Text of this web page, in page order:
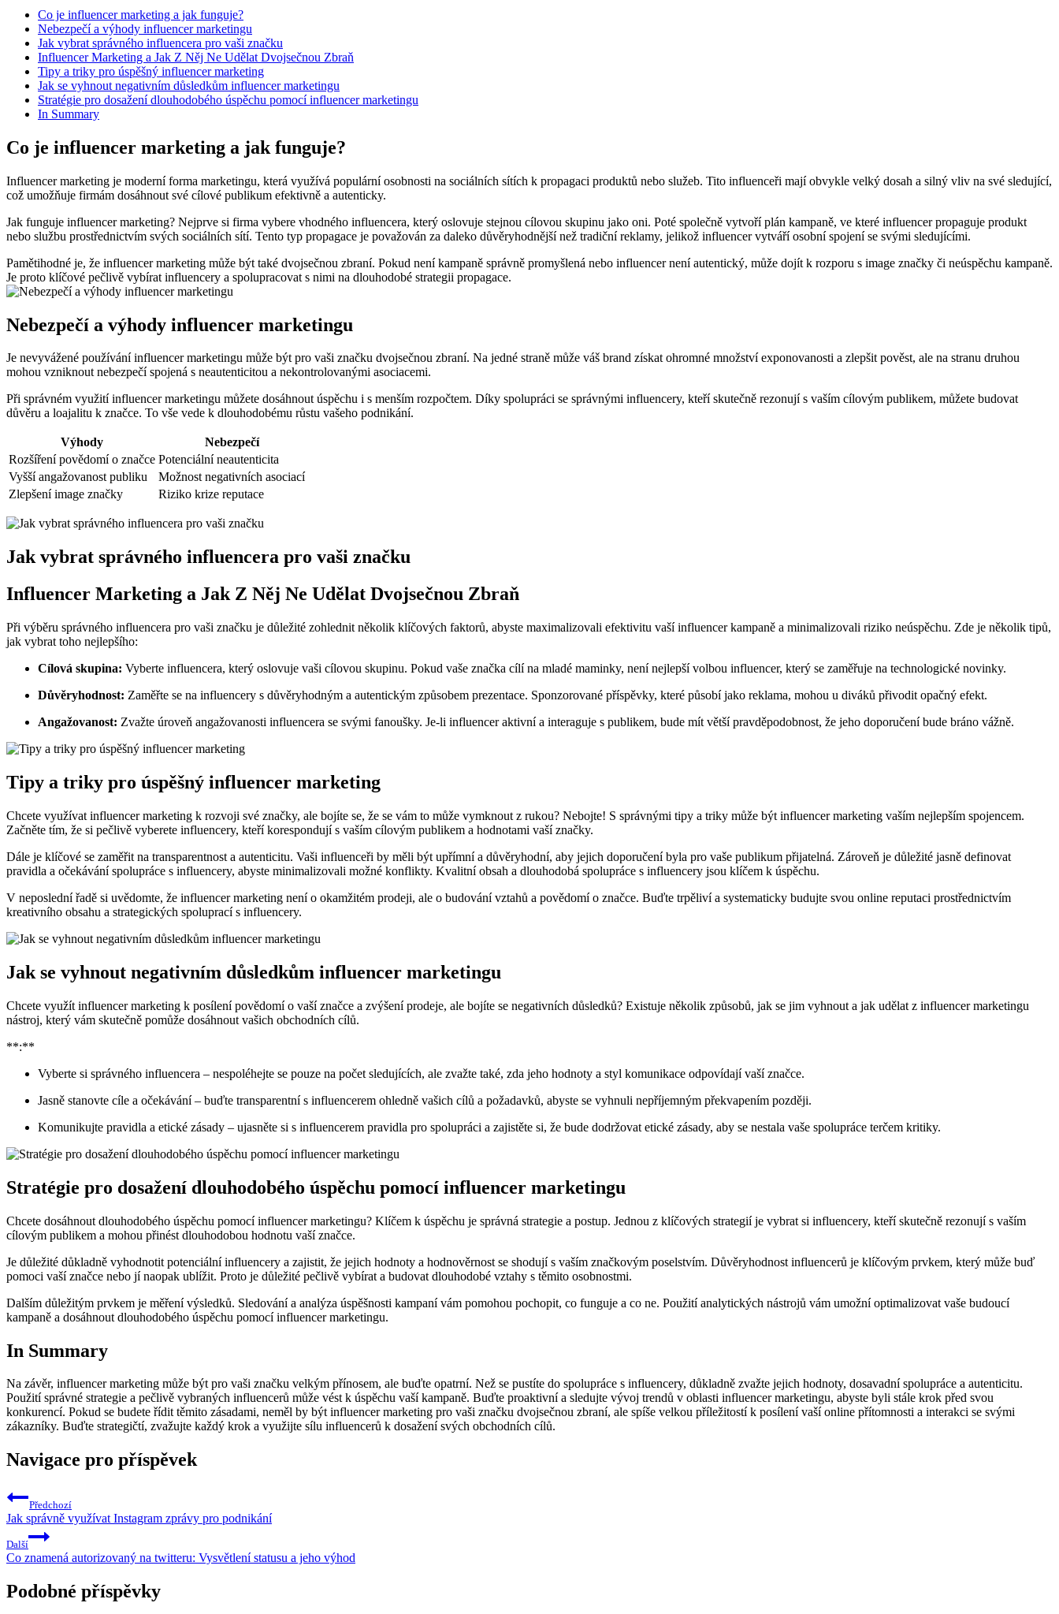
Co​ je influencer marketing​ a jak funguje?
Nebezpečí a výhody influencer marketingu
Jak vybrat správného influencera pro vaši značku
Influencer Marketing a Jak ⁣Z Něj⁤ Ne ​Udělat Dvojsečnou⁤ Zbraň
Tipy a triky‍ pro úspěšný ​influencer marketing
Jak se vyhnout negativním důsledkům influencer marketingu
Stratégie pro dosažení dlouhodobého úspěchu pomocí influencer marketingu
In ⁤Summary
Co​ je influencer marketing​ a jak funguje?
Influencer ⁢marketing je moderní forma marketingu, která využívá populární osobnosti na sociálních sítích ​k​ propagaci ‌produktů nebo služeb. ⁤Tito influenceři mají obvykle⁢ velký dosah ‌a silný vliv‍ na ​své sledující,
což umožňuje firmám dosáhnout své ‌cílové publikum​ efektivně‌ a autenticky.
Jak funguje influencer marketing? Nejprve si‍ firma vybere ‍vhodného⁤ influencera, který oslovuje stejnou cílovou skupinu ⁤jako oni.⁤ Poté​ společně vytvoří plán kampaně, ‌ve které influencer propaguje ‍produkt
nebo ‌službu⁣ prostřednictvím svých sociálních sítí.​ Tento typ‍ propagace‍ je považován za daleko důvěryhodnější než tradiční reklamy, jelikož ⁤influencer vytváří osobní spojení⁢ se‌ svými sledujícími.
Pamětihodné je,‍ že ‌influencer marketing může ​být také dvojsečnou zbraní. Pokud není ‌kampaně ⁣správně promyšlená nebo⁤ influencer není autentický, může dojít k rozporu ⁢s​ image ⁢značky či neúspěchu​ kampaně.
Je proto klíčové ⁤pečlivě vybírat⁤ influencery a‌ spolupracovat s nimi ⁤na dlouhodobé strategii propagace.
Nebezpečí a výhody influencer marketingu
Je nevyvážené používání influencer marketingu může ​být​ pro ⁣vaši značku dvojsečnou⁣ zbraní. Na jedné straně ‍může váš brand získat ohromné množství ‌exponovanosti a zlepšit pověst, ale na stranu druhou
mohou vzniknout nebezpečí spojená⁤ s neautenticitou a ⁢nekontrolovanými asociacemi.
Při​ správném využití influencer marketingu ⁤můžete dosáhnout úspěchu i s menším rozpočtem. Díky​ spolupráci se⁣ správnými influencery,⁢ kteří ⁣skutečně rezonují s vaším cílovým publikem, můžete budovat
důvěru a loajalitu k značce. To vše vede k dlouhodobému růstu vašeho podnikání.
Výhody
Nebezpečí
Rozšíření povědomí o značce Potenciální neautenticita
Vyšší ‌angažovanost publiku
Možnost negativních⁣ asociací
Zlepšení image značky
Riziko ⁢krize reputace
Jak vybrat správného influencera pro vaši značku
Influencer Marketing a Jak ⁣Z Něj⁤ Ne ​Udělat Dvojsečnou⁤ Zbraň
Při‍ výběru⁣ správného⁣ influencera pro vaši‌ značku⁤ je ‌důležité⁢ zohlednit‌ několik ⁢klíčových‍ faktorů, abyste maximalizovali⁢ efektivitu⁣ vaší influencer ⁣kampaně a ⁣minimalizovali riziko neúspěchu. Zde je několik tipů,
jak​ vybrat toho‌ nejlepšího:
Cílová skupina: Vyberte influencera, který oslovuje vaši cílovou skupinu. Pokud vaše značka‍ cílí na mladé ⁤maminky, není nejlepší volbou influencer, který se zaměřuje na⁢ technologické ‍novinky.
Důvěryhodnost: Zaměřte se na influencery s důvěryhodným a‍ autentickým způsobem‍ prezentace.‍ Sponzorované příspěvky, které působí​ jako reklama, mohou u diváků​ přivodit opačný efekt.
Angažovanost: Zvažte úroveň angažovanosti influencera se svými fanoušky.‌ Je-li influencer aktivní a interaguje s ⁢publikem,⁣ bude mít větší pravděpodobnost, ‌že jeho doporučení ‌bude bráno vážně.
Tipy a triky‍ pro úspěšný ​influencer marketing
Chcete využívat ‌influencer marketing k ‍rozvoji své‌ značky, ale bojíte se, že se ⁢vám to může vymknout z rukou?⁣ Nebojte!⁣ S ⁤správnými​ tipy⁣ a triky ⁤může ⁣být influencer ⁤marketing vaším nejlepším spojencem.
Začněte​ tím, ⁣že si pečlivě vyberete ⁢influencery,‍ kteří korespondují s vaším ⁤cílovým publikem a hodnotami⁤ vaší značky.
Dále‌ je klíčové se‌ zaměřit na transparentnost a ⁣autenticitu. ‌Vaši ⁢influenceři by měli být upřímní a důvěryhodní, aby jejich doporučení byla pro vaše publikum přijatelná. Zároveň je důležité jasně‌ definovat
pravidla‌ a očekávání ‍spolupráce s⁤ influencery, abyste ‌minimalizovali ​možné konflikty. ‌Kvalitní obsah a dlouhodobá spolupráce⁣ s influencery jsou klíčem k úspěchu.
V neposlední řadě si uvědomte, že ‍influencer marketing není o okamžitém prodeji, ale ⁣o ​budování vztahů a povědomí ⁣o značce. Buďte trpěliví ⁣a systematicky‌ budujte svou⁣ online reputaci prostřednictvím
kreativního​ obsahu ‍a ‌strategických spoluprací s influencery.
Jak se vyhnout negativním důsledkům influencer marketingu
Chcete‌ využít influencer ⁢marketing k ​posílení‌ povědomí‍ o vaší značce a zvýšení prodeje, ale bojíte se ⁢negativních důsledků?⁣ Existuje několik způsobů, jak se jim‍ vyhnout ​a jak udělat ‌z influencer marketingu
nástroj, který⁤ vám skutečně pomůže dosáhnout vašich obchodních cílů.
**:**
Vyberte si správného ‍influencera – nespoléhejte se pouze⁢ na⁢ počet sledujících, ale‌ zvažte ⁢také, zda jeho hodnoty a styl komunikace odpovídají vaší značce.
Jasně stanovte cíle a očekávání⁣ – ⁤buďte transparentní s influencerem ohledně vašich​ cílů a požadavků, abyste se vyhnuli nepříjemným ⁢překvapením později.
Komunikujte pravidla a etické zásady⁢ – ujasněte si ‌s⁤ influencerem pravidla pro spolupráci a zajistěte si, že bude ⁤dodržovat etické zásady, aby se nestala ⁤vaše spolupráce terčem kritiky.
Stratégie pro dosažení dlouhodobého úspěchu pomocí influencer marketingu
Chcete dosáhnout⁤ dlouhodobého úspěchu ‍pomocí influencer ​marketingu? Klíčem k ⁤úspěchu je správná ⁢strategie⁢ a postup. Jednou z klíčových⁣ strategií je ⁤vybrat si influencery, kteří ⁤skutečně rezonují⁢ s vaším
cílovým publikem a mohou​ přinést ‍dlouhodobou hodnotu vaší značce.
Je důležité důkladně vyhodnotit potenciální influencery a ⁣zajistit, že jejich hodnoty a hodnověrnost se shodují s vaším značkovým poselstvím. Důvěryhodnost influencerů je klíčovým prvkem, který⁣ může buď
pomoci vaší značce nebo jí naopak ublížit. Proto je důležité pečlivě vybírat ‍a budovat dlouhodobé vztahy⁤ s těmito osobnostmi.
Dalším důležitým ‍prvkem‍ je měření výsledků. Sledování a ⁣analýza úspěšnosti kampaní vám‌ pomohou pochopit, co funguje a‍ co ne. Použití analytických nástrojů vám umožní optimalizovat vaše budoucí
kampaně‍ a dosáhnout dlouhodobého úspěchu pomocí influencer marketingu.
In ⁤Summary
Na závěr, influencer marketing může být pro ‌vaši značku⁢ velkým ⁢přínosem, ale buďte ‍opatrní. ​Než se pustíte‍ do spolupráce ‍s influencery,‌ důkladně‌ zvažte jejich hodnoty,‍ dosavadní⁣ spolupráce a autenticitu.
Použití správné⁢ strategie a pečlivě ‌vybraných influencerů může⁣ vést k úspěchu vaší kampaně. Buďte proaktivní a ‍sledujte vývoj⁢ trendů v oblasti ‍influencer marketingu, abyste byli ​stále‌ krok před svou
konkurencí. Pokud se budete řídit těmito zásadami, ‍neměl by ​být influencer marketing pro vaši značku ‍dvojsečnou​ zbraní, ale spíše velkou příležitostí k posílení vaší online přítomnosti a interakci se svými
zákazníky. Buďte strategičtí,⁣ zvažujte ⁣každý ​krok a využijte sílu ⁤influencerů k⁤ dosažení svých ⁤obchodních cílů.
Navigace pro příspěvek
Předchozí
Jak správně využívat Instagram zprávy pro podnikání
Další
Co znamená autorizovaný na twitteru: Vysvětlení statusu a jeho výhod
Podobné příspěvky